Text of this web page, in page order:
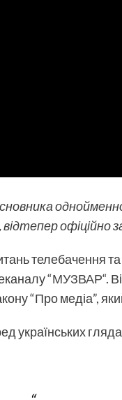
телебачення
“МУЗВАР“.
“Про медіа”,
українських